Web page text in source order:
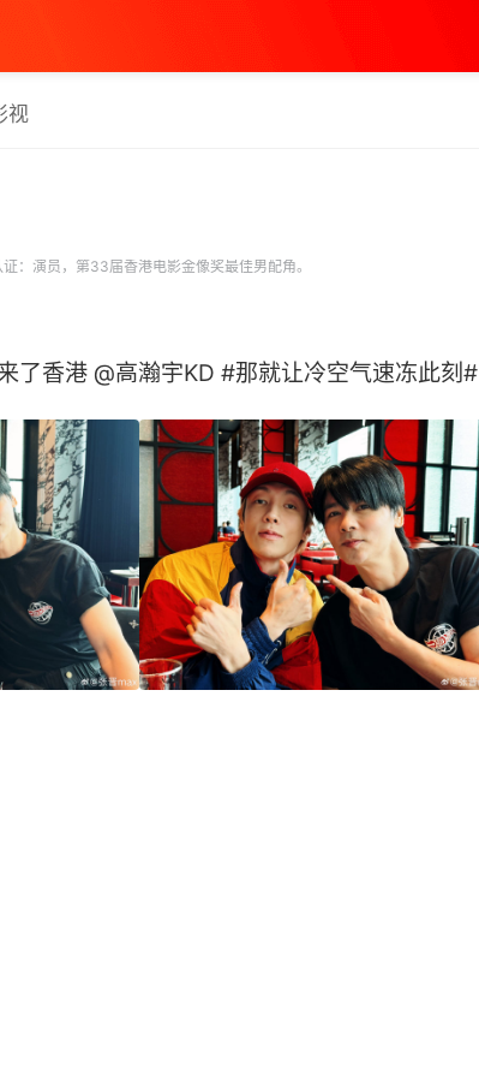
视
：演员，第33届香港电影金像奖最佳男配角。
了香港 @高瀚宇KD #那就让冷空气速冻此刻#